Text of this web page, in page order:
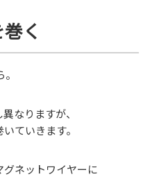
く
なりますが、
ていきます。
グネットワイヤーに